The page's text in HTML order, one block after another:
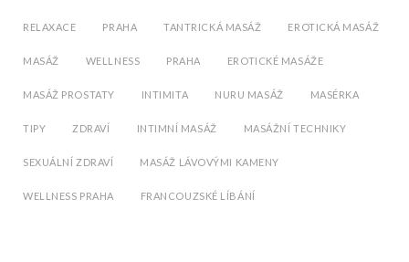
RELAXACE PRAHA TANTRICKÁ MASÁŽ EROTICKÁ MASÁŽ
MASÁŽ WELLNESS PRAHA EROTICKÉ MASÁŽE
MASÁŽ PROSTATY INTIMITA NURU MASÁŽ MASÉRKA
TIPY ZDRAVÍ INTIMNÍ MASÁŽ MASÁŽNÍ TECHNIKY
SEXUÁLNÍ ZDRAVÍ MASÁŽ LÁVOVÝMI KAMENY
WELLNESS PRAHA FRANCOUZSKÉ LÍBÁNÍ